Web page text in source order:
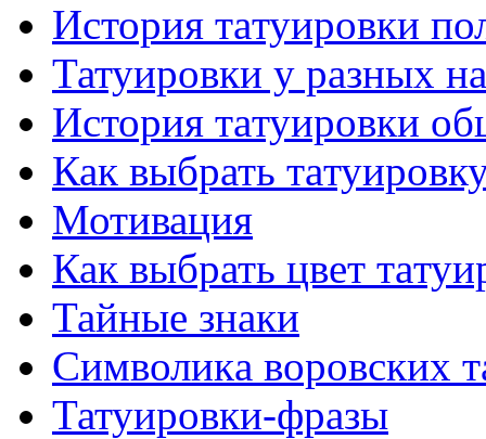
История тaтуировки
Татуировки у разных
История тaтуировки
Как выбрать
Мотивация
Как выбрать цвет
Тайные знаки
Символикa воровских
Татуировки-фразы